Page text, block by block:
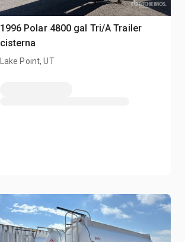
1996 Polar 4800 gal Tri/A Trailer
cisterna
Lake Point, UT